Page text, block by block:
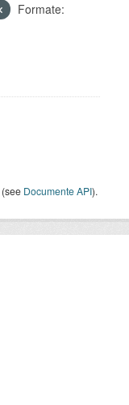
Formate:
(see Documente API).